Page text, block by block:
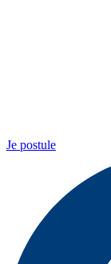
Je postule